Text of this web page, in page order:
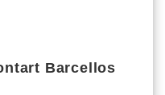
Barcellos